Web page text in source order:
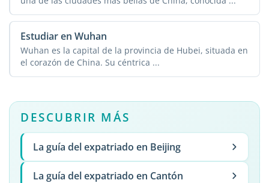
Estudiar en Wuhan
Wuhan es la capital de la provincia de Hubei, situada en
el corazón de China. Su céntrica ...
DESCUBRIR MÁS
La guía del expatriado en Beijing
La guía del expatriado en Cantón